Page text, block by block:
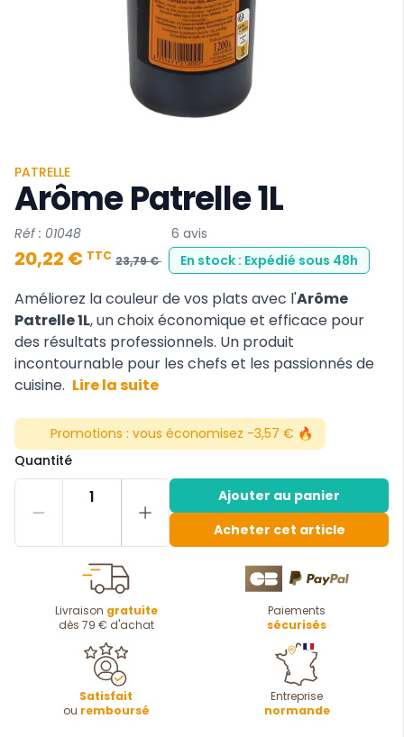
PATRELLE
Arôme Patrelle 1L
Réf : 01048 6 avis
20,22 € TTC 23,79 € En stock : Expédié sous 48h
Améliorez la couleur de vos plats avec l'Arôme
Patrelle1L, un choix économique et efficace pour
des résultats professionnels. Un produit
incontournable pour les chefs et les passionnés de
cuisine. Lire la suite
Promotions : vous économisez -3,57 € 🔥
Quantité
1
Ajouter au panier
Acheter cet article
Livraison gratuite
dès 79 € d'achat
Paiements
sécurisés
Satisfait
ou remboursé
Entreprise
normande